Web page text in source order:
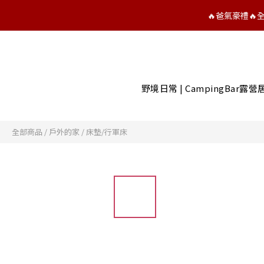
🔥爸氣豪禮🔥
野境日常 | CampingBar露營
全部商品 / 戶外的家 / 床墊/行軍床